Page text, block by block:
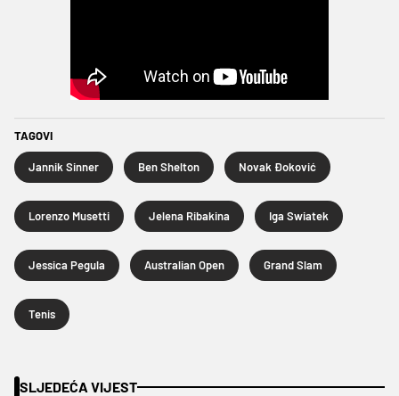
TAGOVI
Jannik Sinner Ben Shelton Novak Đoković
Lorenzo Musetti Jelena Ribakina Iga Swiatek
Jessica Pegula Australian Open Grand Slam
Tenis
SLJEDEĆA VIJEST